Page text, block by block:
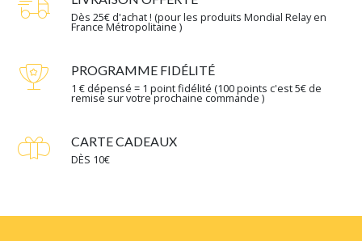
Dès 25€ d'achat ! (pour les produits Mondial Relay en
France Métropolitaine )
PROGRAMME FIDÉLITÉ
1 € dépensé = 1 point fidélité (100 points c'est 5€ de
remise sur votre prochaine commande )
CARTE CADEAUX
DÈS 10€